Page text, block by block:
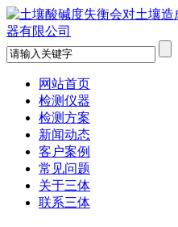
网站首页
检测仪器
检测方案
新闻动态
客户案例
常见问题
关于三体
联系三体